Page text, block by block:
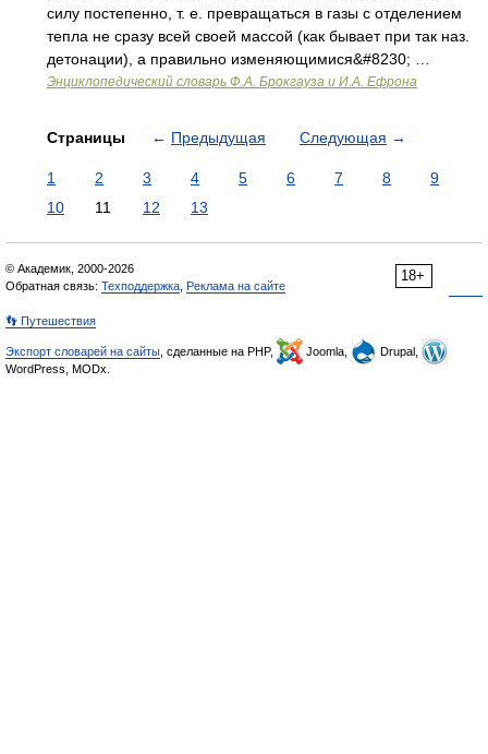
силу постепенно, т. е. превращаться в газы с отделением
тепла не сразу всей своей массой (как бывает при так наз.
детонации), а правильно изменяющимися&#8230; …
Энциклопедический словарь Ф.А. Брокгауза и И.А. Ефрона
Страницы ← Предыдущая Следующая →
1 2 3 4 5 6 7 8
9
10
11 12 13
18+
© Академик, 2000-2026
Обратная связь: Техподдержка Реклама на сайте
👣 Путешествия
Экспорт словарей на сайты , сделанные на PHP, Joomla,
Drupal,
WordPress, MODx.